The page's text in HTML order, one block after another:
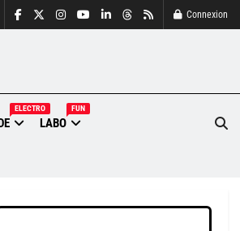
Connexion
ELECTRO
LABO
FUN